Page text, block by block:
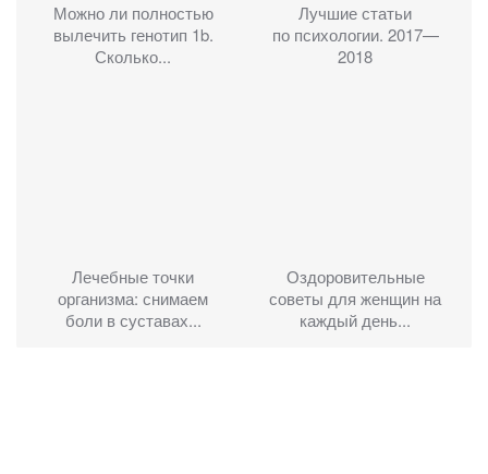
Можно ли полностью
вылечить генотип 1b.
Сколько...
Лучшие статьи
по психологии. 2017—
2018
Лечебные точки
организма: снимаем
боли в суставах...
Оздоровительные
советы для женщин на
каждый день...